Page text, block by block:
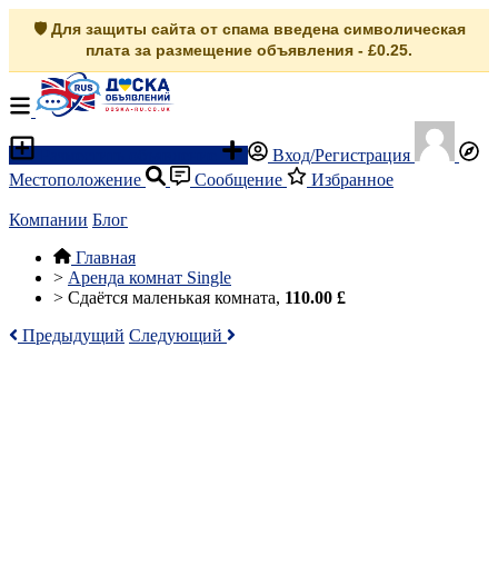
🛡️ Для защиты сайта от спама введена символическая
плата за размещение объявления - £0.25.
Вход/Регистрация
Местоположение
Сообщение Избранное
Компании Блог
Главная
> Аренда комнат Single
> Сдаётся маленькая комната, 110.00 £
Предыдущий Следующий